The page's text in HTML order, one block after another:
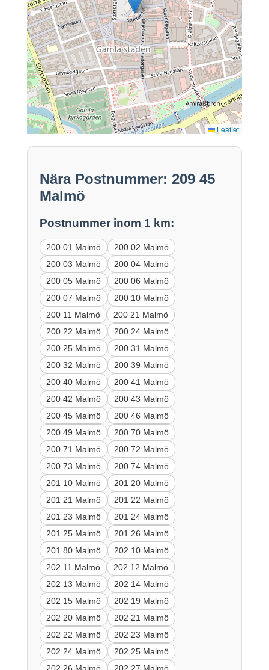
Leaflet
Nära Postnummer: 209 45
Malmö
Postnummer inom 1 km:
200 01 Malmö
200 02 Malmö
200 03 Malmö
200 04 Malmö
200 05 Malmö
200 06 Malmö
200 07 Malmö
200 10 Malmö
200 11 Malmö
200 21 Malmö
200 22 Malmö
200 24 Malmö
200 25 Malmö
200 31 Malmö
200 32 Malmö
200 39 Malmö
200 40 Malmö
200 41 Malmö
200 42 Malmö
200 43 Malmö
200 45 Malmö
200 46 Malmö
200 49 Malmö
200 70 Malmö
200 71 Malmö
200 72 Malmö
200 73 Malmö
200 74 Malmö
201 10 Malmö
201 20 Malmö
201 21 Malmö
201 22 Malmö
201 23 Malmö
201 24 Malmö
201 25 Malmö
201 26 Malmö
201 80 Malmö
202 10 Malmö
202 11 Malmö
202 12 Malmö
202 13 Malmö
202 14 Malmö
202 15 Malmö
202 19 Malmö
202 20 Malmö
202 21 Malmö
202 22 Malmö
202 23 Malmö
202 24 Malmö
202 25 Malmö